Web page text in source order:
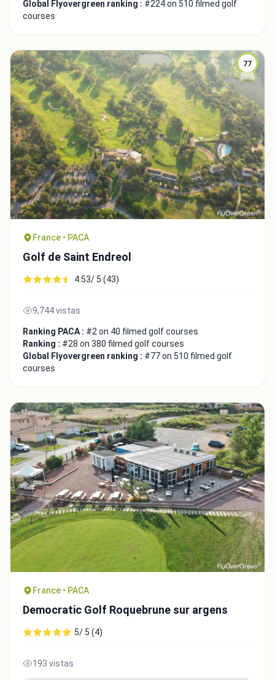
Global Flyovergreen ranking : #224 on 510 filmed golf
courses
77
France • PACA
Golf de Saint Endreol
4.53/ 5 (43)
9,744 vistas
Ranking PACA : #2 on 40 filmed golf courses
Ranking : #28 on 380 filmed golf courses
Global Flyovergreen ranking : #77 on 510 filmed golf
courses
France • PACA
Democratic Golf Roquebrune sur argens
5/ 5 (4)
193 vistas
Close